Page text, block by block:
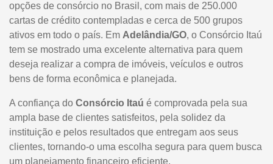
opções de consórcio no Brasil, com mais de 250.000
cartas de crédito contempladas e cerca de 500 grupos
ativos em todo o país. Em Adelândia/GO, o Consórcio Itaú
tem se mostrado uma excelente alternativa para quem
deseja realizar a compra de imóveis, veículos e outros
bens de forma econômica e planejada.
A confiança do Consórcio Itaú é comprovada pela sua
ampla base de clientes satisfeitos, pela solidez da
instituição e pelos resultados que entregam aos seus
clientes, tornando-o uma escolha segura para quem busca
um planejamento financeiro eficiente.